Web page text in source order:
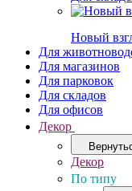
Новый
Для
Для магазинов
Для парковок
Для складов
Для офисов
Декор
Декор
По типу